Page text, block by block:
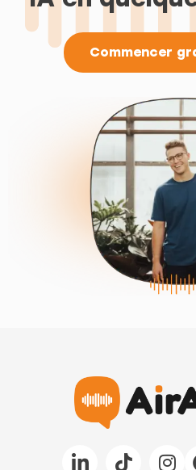
Commencer